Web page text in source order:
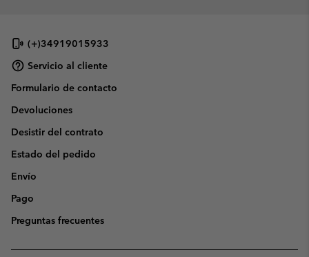
(+)34919015933
Servicio al cliente
Formulario de contacto
Devoluciones
Desistir del contrato
Estado del pedido
Envío
Pago
Preguntas frecuentes